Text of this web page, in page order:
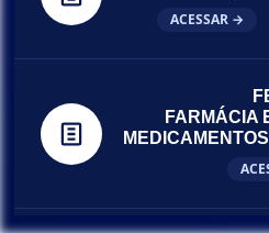
ACESSAR →
FARMÁCIA